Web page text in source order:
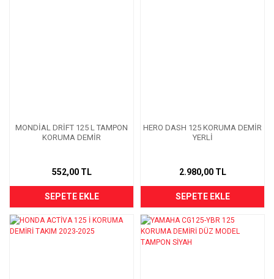
MONDİAL DRİFT 125 L TAMPON
KORUMA DEMİR
552,00 TL
SEPETE EKLE
HERO DASH 125 KORUMA DEMİR
YERLİ
2.980,00 TL
SEPETE EKLE